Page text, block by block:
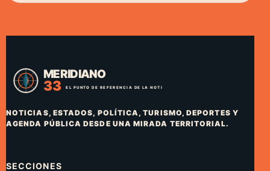
NOTICIAS, ESTADOS, POLÍTICA, TURISMO, DEPORTES Y
AGENDA PÚBLICA DESDE UNA MIRADA TERRITORIAL.
SECCIONES